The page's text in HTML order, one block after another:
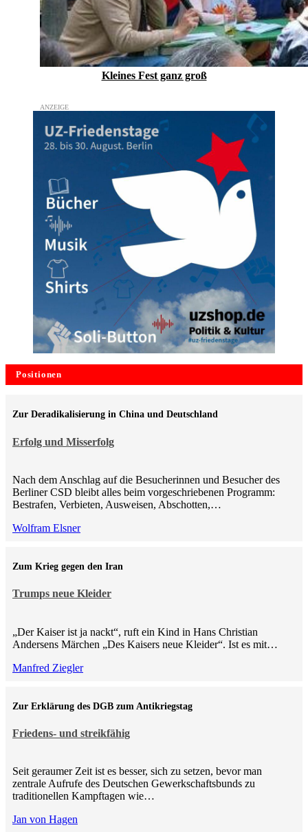
Kleines Fest ganz groß
Positionen
Erfolg und Misserfolg
Zur Deradikalisierung in China und Deutschland
Nach dem Anschlag auf die Besucherinnen und Besucher des
Berliner CSD bleibt alles beim vorgeschriebenen Programm:
Bestrafen, Verbieten, Ausweisen, Abschotten,…
Wolfram Elsner
Trumps neue Kleider
Zum Krieg gegen den Iran
„Der Kaiser ist ja nackt“, ruft ein Kind in Hans Christian
Andersens Märchen „Des Kaisers neue Kleider“. Ist es mit…
Manfred Ziegler
Friedens- und streikfähig
Zur Erklärung des DGB zum Antikriegstag
Seit geraumer Zeit ist es besser, sich zu setzen, bevor man
zentrale Aufrufe des Deutschen Gewerkschaftsbunds zu
traditionellen Kampftagen wie…
Jan von Hagen